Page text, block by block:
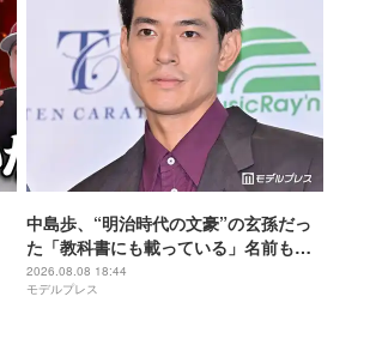
中島歩、“明治時代の文豪”の玄孫だっ
た「教科書にも載っている」名前も先
祖に由来
2026.08.08 18:44
モデルプレス